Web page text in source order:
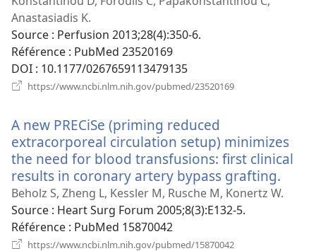
Anastasiadis K.
Source ‎: Perfusion 2013;28(4):350-6.
Référence ‎: PubMed 23520169
DOI ‎: 10.1177/0267659113479135
https://www.ncbi.nlm.nih.gov/pubmed/23520169
A new PRECiSe (priming reduced
extracorporeal circulation setup) minimizes
the need for blood transfusions: first clinical
results in coronary artery bypass grafting.
une
Beholz S, Zheng L, Kessler M, Rusche M, Konertz W.
Source ‎: Heart Surg Forum 2005;8(3):E132-5.
Référence ‎: PubMed 15870042
https://www.ncbi.nlm.nih.gov/pubmed/15870042